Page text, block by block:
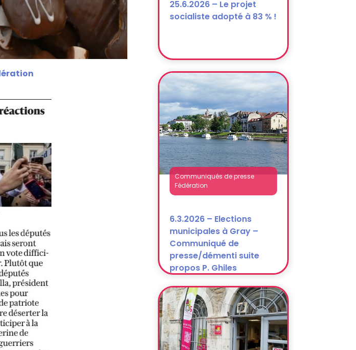
Communiqués de presse
Fédération
6.3.2026 – Elections
municipales à Gray –
Communiqué de
propos P. Ghiles
Communiqués de presse
Fédération